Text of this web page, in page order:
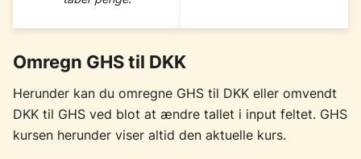
Omregn GHS til DKK
Herunder kan du omregne GHS til DKK eller omvendt
DKK til GHS ved blot at ændre tallet i input feltet. GHS
kursen herunder viser altid den aktuelle kurs.